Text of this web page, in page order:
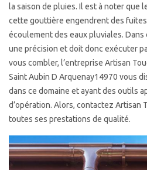
la saison de pluies. Il est à noter que
cette gouttière engendrent des
écoulement des eaux pluviales.
une précision et doit donc exécuter
vous combler, l’entreprise Artisan
Saint Aubin D Arquenay14970 vous
dans ce domaine et ayant des outils
d’opération. Alors, contactez Artisan
toutes ses prestations de qualité.